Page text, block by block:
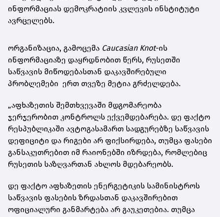
ინფორმაციას დემოკრატიის კვლევის ინსტიტუტი
ავრცელებს.
ორგანიზაცია, გამოცემა Caucasian Knot-ის
ინფორმაციაზე დაყრდნობით წერს, რუსეთში
საწვავის მიწოდებასთან დაკავშირებული
პრობლემები ერთ თვეზე მეტია გრძელდება.
„აფხაზეთის შემთხვევაში მდგომარეობა
ჯერჯერობით კონტროლს ექვემდებარება. დე ფაქტო
რესპუბლიკაში ავტოგასამართ სადგურებზე საწვავის
დეფიციტი და რიგები არ ფიქსირდება, თუმცა ფასები
განსაკუთრებით იმ რაიონებში იზრდება, რომლებიც
რუსეთის საზღვართან ახლოს მდებარეობს.
დე ფაქტო აფხაზეთის ენერგეტიკის სამინისტროს
საწვავის ფასების ზრდასთან დაკავშირებით
ოფიციალური განმარტება არ გაუკეთებია. თუმცა